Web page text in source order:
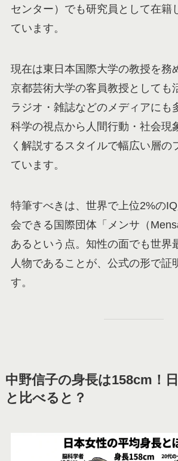
センター）でも研究員として在籍
ています。
現在は東日本国際大学の教授を務
京都芸術大学の客員教授としても
ラジオ・雑誌などのメディアにも
科学の視点から人間行動・社会現
く解説するスタイルで幅広い層の
ています。
特筆すべきは、世界で上位2%の
会できる国際団体「メンサ（
あるという点。知性の面でも世界
人物であることが、公式の形で証
す。
中野信子の身長は158cm！
と比べると？